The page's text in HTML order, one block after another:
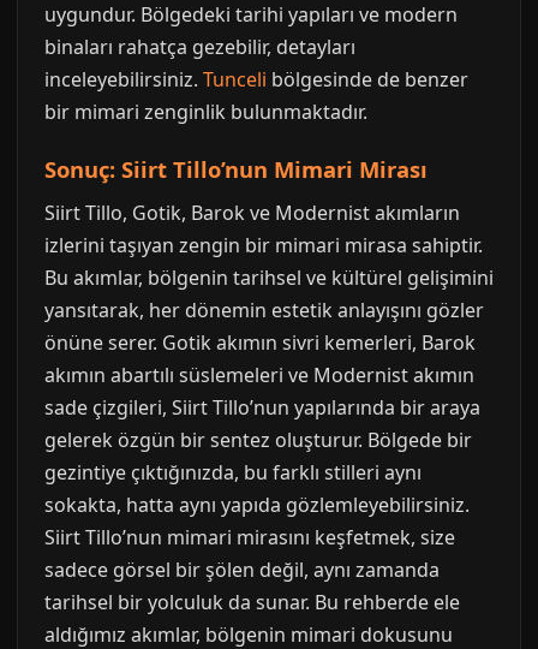
uygundur. Bölgedeki tarihi yapıları ve modern
binaları rahatça gezebilir, detayları
inceleyebilirsiniz. Tunceli bölgesinde de benzer
bir mimari zenginlik bulunmaktadır.
Sonuç: Siirt Tillo’nun Mimari Mirası
Siirt Tillo, Gotik, Barok ve Modernist akımların
izlerini taşıyan zengin bir mimari mirasa sahiptir.
Bu akımlar, bölgenin tarihsel ve kültürel gelişimini
yansıtarak, her dönemin estetik anlayışını gözler
önüne serer. Gotik akımın sivri kemerleri, Barok
akımın abartılı süslemeleri ve Modernist akımın
sade çizgileri, Siirt Tillo’nun yapılarında bir araya
gelerek özgün bir sentez oluşturur. Bölgede bir
gezintiye çıktığınızda, bu farklı stilleri aynı
sokakta, hatta aynı yapıda gözlemleyebilirsiniz.
Siirt Tillo’nun mimari mirasını keşfetmek, size
sadece görsel bir şölen değil, aynı zamanda
tarihsel bir yolculuk da sunar. Bu rehberde ele
aldığımız akımlar, bölgenin mimari dokusunu